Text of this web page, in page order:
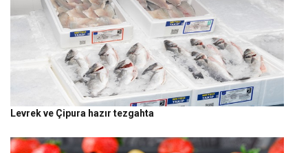
Levrek ve Çipura hazır tezgahta